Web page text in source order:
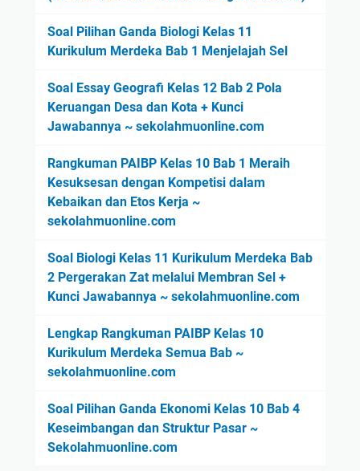
Soal Pilihan Ganda Biologi Kelas 11
Kurikulum Merdeka Bab 1 Menjelajah Sel
Soal Essay Geografi Kelas 12 Bab 2 Pola
Keruangan Desa dan Kota + Kunci
Jawabannya ~ sekolahmuonline.com
Rangkuman PAIBP Kelas 10 Bab 1 Meraih
Kesuksesan dengan Kompetisi dalam
Kebaikan dan Etos Kerja ~
sekolahmuonline.com
Soal Biologi Kelas 11 Kurikulum Merdeka Bab
2 Pergerakan Zat melalui Membran Sel +
Kunci Jawabannya ~ sekolahmuonline.com
Lengkap Rangkuman PAIBP Kelas 10
Kurikulum Merdeka Semua Bab ~
sekolahmuonline.com
Soal Pilihan Ganda Ekonomi Kelas 10 Bab 4
Keseimbangan dan Struktur Pasar ~
Sekolahmuonline.com